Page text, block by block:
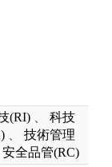
(RI)
科技
技術管理
安全品管(RC)